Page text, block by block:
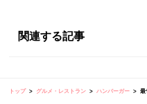
関連する記事
トップ グルメ・レストラン ハンバーガー 最